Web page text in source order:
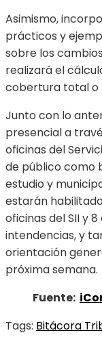
Asimismo,
prácticos y
sobre los
realizará el
cobertura total o
Junto con lo
presencial a
oficinas del
de público como
estudio y
estarán
oficinas del SII y
intendencias, y
orientación
próxima semana.
Fuente:
Tags: Bitácora